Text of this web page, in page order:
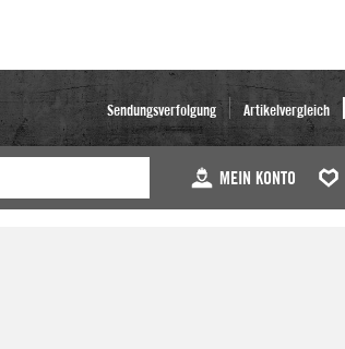
Sendungsverfolgung Artikelvergleich
MEIN KONTO